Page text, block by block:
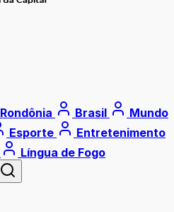
Rondônia Brasil
Mundo
Esporte
Entretenimento
Língua de Fogo